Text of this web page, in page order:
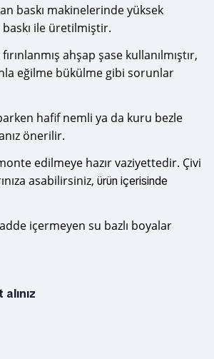
baskı makinelerinde yüksek
ile üretilmiştir.
ahşap şase kullanılmıştır,
eğilme bükülme gibi sorunlar
hafif nemli ya da kuru bezle
önerilir.
edilmeye hazır vaziyettedir. Çivi
asabilirsiniz, ürün içerisinde
içermeyen su bazlı boyalar